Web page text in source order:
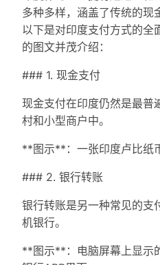
多种多样，涵盖了传统的现
以下是对印度支付方式的全
的图文并茂介绍：
### 1. 现金支付
现金支付在印度仍然是最普
村和小型商户中。
**图示**：一张印度卢比纸
### 2. 银行转账
银行转账是另一种常见的支
机银行。
**图示**：电脑屏幕上显示